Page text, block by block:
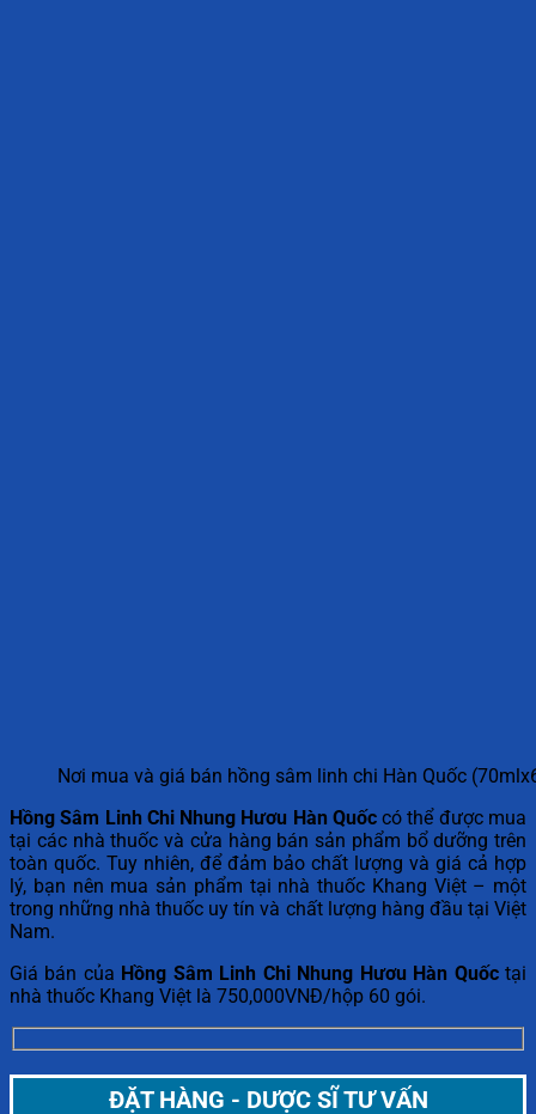
Nơi mua và giá bán hồng sâm linh chi Hàn Quốc
Hồng Sâm Linh Chi Nhung Hươu Hàn Quốccó thể được mua
tại các nhà thuốc và cửa hàng bán sản phẩm bổ dưỡng trên
toàn quốc. Tuy nhiên, để đảm bảo chất lượng và giá cả hợp
lý, bạn nên mua sản phẩm tại nhà thuốc Khang Việt – một
trong những nhà thuốc uy tín và chất lượng hàng đầu tại Việt
Nam.
Giá bán của Hồng Sâm Linh Chi Nhung Hươu Hàn Quốctại
nhà thuốc Khang Việt là 750,000VNĐ/hộp 60 gói.
ĐẶT HÀNG - DƯỢC SĨ TƯ VẤN